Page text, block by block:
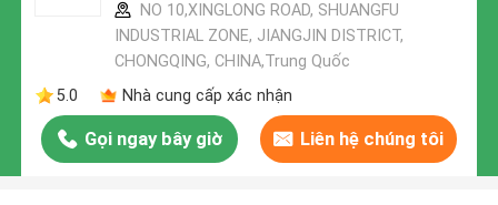
NO 10,XINGLONG ROAD, SHUANGFU
INDUSTRIAL ZONE, JIANGJIN DISTRICT,
CHONGQING, CHINA,Trung Quốc
5.0
Nhà cung cấp xác nhận
Gọi ngay bây giờ Liên hệ chúng tôi